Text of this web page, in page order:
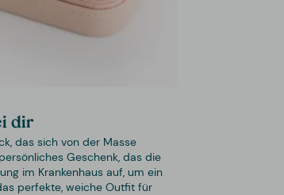
dir
das sich von der Masse
Geschenk, das die
im Krankenhaus auf, um ein
perfekte, weiche Outfit für